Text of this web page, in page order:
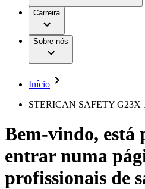
Aesculap Academy
Contentores
Neurocirurgia
Nutrição Clínica
Prevenção e
Retenção
Suturas e
Patologias e Cuidados
Serviços
Trabalhar na B.
Oportunidades de emprego
A nossa cultura
Centro de Inovação
Responsabilidade
Acesso aos
Comunicados de
Contactos
Formulário de
Carreira
Sobre nós
Início
STERICAN SAFETY G23X
Bem-vindo, está
entrar numa
profissionais de